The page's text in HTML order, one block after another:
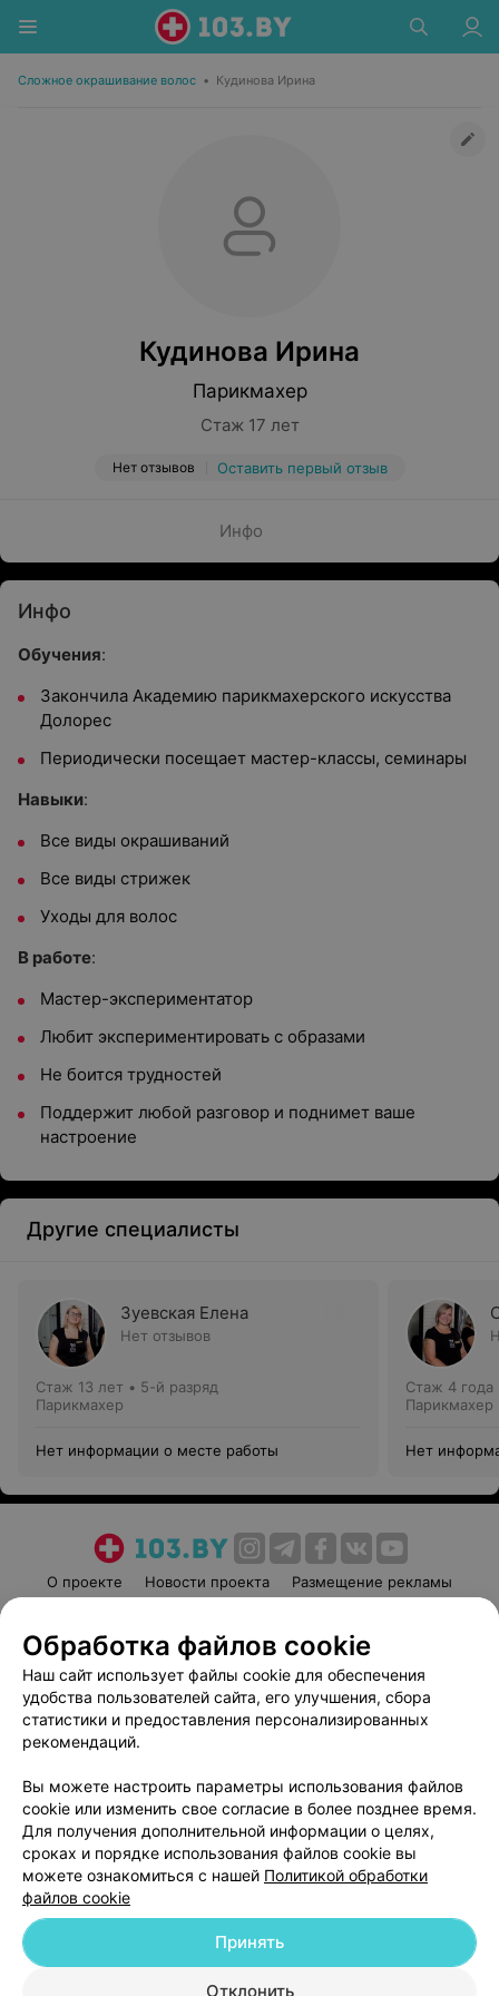
Сложное окрашивание волос • Кудинова Ирина
Кудинова Ирина
Парикмахер
Стаж 17 лет
Нет отзывов Оставить первый отзыв
Инфо
Инфо
Обучения:
Закончила Академию парикмахерского искусства
Долорес
Периодически посещает мастер-классы, семинары
Навыки:
Все виды окрашиваний
Все виды стрижек
Уходы для волос
В работе:
Мастер-экспериментатор
Любит экспериментировать с образами
Не боится трудностей
Поддержит любой разговор и поднимет ваше
настроение
Другие специалисты
Зуевская Елена
Нет отзывов
Стаж 13 лет • 5-й разряд
Парикмахер
Нет информации о месте работы
Стаж 4 года
Парикмахер
Нет
О проекте Новости проекта
Размещение рекламы
Пользовательское соглашение
Способы оплаты
Вакансии
Партнеры
Написать руководителю 103.by
Обработка персональных данных
© 2026 ООО «Артокс Лаб», УНП 191700409
| 220012, Республика Беларусь,
Обработка файлов cookie
Наш сайт использует файлы cookie для обеспечения
удобства пользователей сайта, его улучшения, сбора
статистики и предоставления персонализированных
рекомендаций.
Вы можете настроить параметры использования файлов
cookie или изменить свое согласие в более позднее время.
Для получения дополнительной информации о целях,
сроках и порядке использования файлов cookie вы
можете ознакомиться с нашей Политикой обработки
файлов cookie
Отклонить
Принять